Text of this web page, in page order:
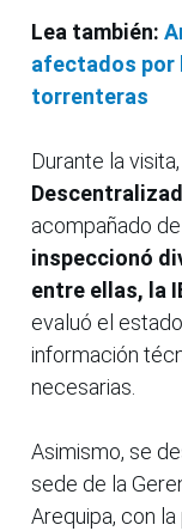
Lea también:
afectados por
torrenteras
Durante la visita,
acompañado
inspeccionó
entre ellas, la
evaluó el
información
necesarias.
Asimismo, se
sede de la
Arequipa, con